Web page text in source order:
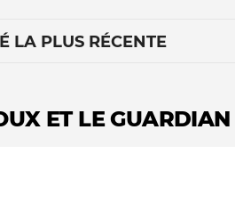
LA PLUS RÉCENTE
ET LE